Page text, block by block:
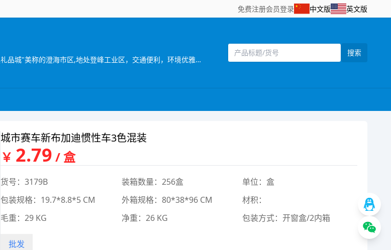
免费注册会员登录 中文版 英文版
[主营]： 锦盛玩具厂，是集开发、生产、销售于一体，位于有中国"玩具礼品城"美称的澄海市区,地处登峰工业区，交通便利，环境优雅。是一家颇具规模，设备先进的外向型企业，拥有一批基础扎实，素质较高的生产工人和专业设计技术人员。本公司 拥有生产场地约2000多平方米.自建厂以来承蒙广大客户的支持，在公司领导的努力开拓下，不断发展扩大，每年都有不少创新产品推出，产品远销国内外，深得广大客户的青睐和信赖。我们始终坚持以诚取信，以质取胜，以创新发展的管理理念；坚持以人为本，以质为先，顾客满意，持续改进的质量方针. 公司以“质量为本，信誉为魂，追求卓著，独树品牌”为经营理念，以市场和客户为导向，不断开拓创新，迎合国内外市场。产品款式新颖多样，优质低价，更新速度快，以高效务实的经营方式满足客户的要求。 本厂将不断扩大市场新领域，拓展市场新空间，朝着现代化、集团化、专业化方向不断发展。热情欢迎海内外客商来我司洽谈，交流信息，共谋发展，共同创造美好未来！ 热烈欢迎国内外新老客户前来洽商合作，我们重视每一个客户! 我们坚信，..
搜索
城市赛车新布加迪惯性车3色混装
￥ 2.79 / 盒
货号：3179B 装箱数量：256盒
单位：盒
包装规格：19.7*8.8*5 CM
外箱规格：80*38*96 CM
材积：
毛重：29 KG
净重：26 KG 包装方式：开窗盒/2内箱
批发